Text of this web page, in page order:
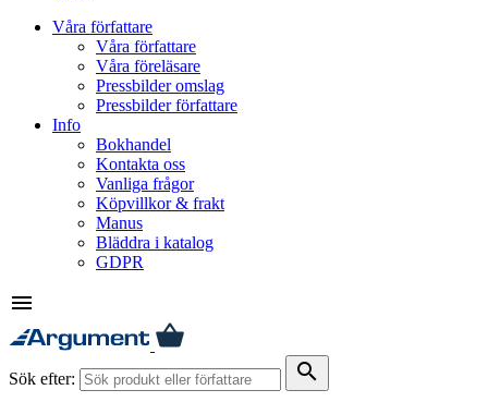
Våra författare
Våra författare
Våra föreläsare
Pressbilder omslag
Pressbilder författare
Info
Bokhandel
Kontakta oss
Vanliga frågor
Köpvillkor & frakt
Manus
Bläddra i katalog
GDPR
menu
Sök efter: search